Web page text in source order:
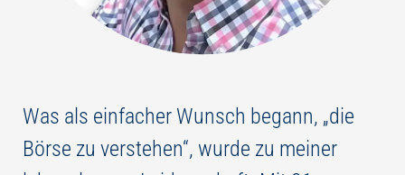
Was als einfacher Wunsch begann, „die
Börse zu verstehen“, wurde zu meiner